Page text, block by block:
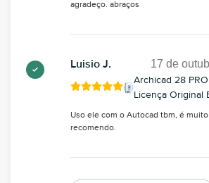
agradeço. abraços
Luisio J. 17 de
Archicad 28
Licença Original
Uso ele com o Autocad tbm, é
recomendo.